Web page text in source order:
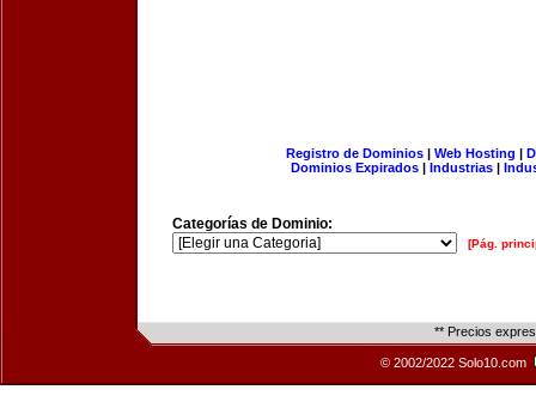
Registro de Dominios| Web Hosting |
Dominios Expirados | Industrias |
Categorías de Dominio:
[Pág.
** Precios
© 2002/2022 Solo10.com